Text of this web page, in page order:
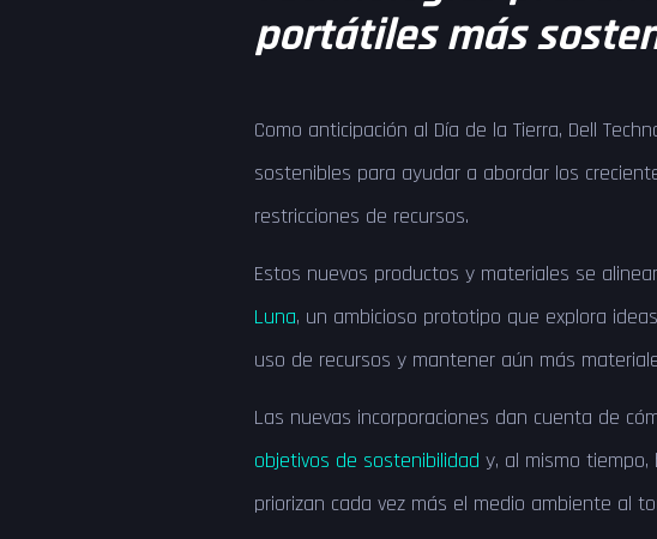
portátiles más
Como anticipación al Día de la Tierra, Dell
sostenibles para ayudar a abordar los
restricciones de recursos.
Estos nuevos productos y materiales se
Luna, un ambicioso prototipo que explora
uso de recursos y mantener aún más
Las nuevas incorporaciones dan cuenta de
objetivos de sostenibilidad y, al mismo
priorizan cada vez más el medio ambiente al